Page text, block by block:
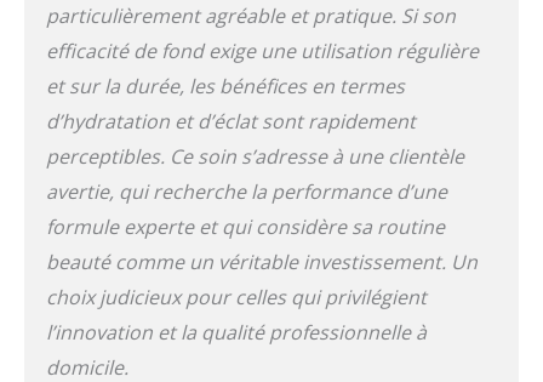
particulièrement agréable et pratique. Si son
efficacité de fond exige une utilisation régulière
et sur la durée, les bénéfices en termes
d’hydratation et d’éclat sont rapidement
perceptibles. Ce soin s’adresse à une clientèle
avertie, qui recherche la performance d’une
formule experte et qui considère sa routine
beauté comme un véritable investissement. Un
choix judicieux pour celles qui privilégient
l’innovation et la qualité professionnelle à
domicile.